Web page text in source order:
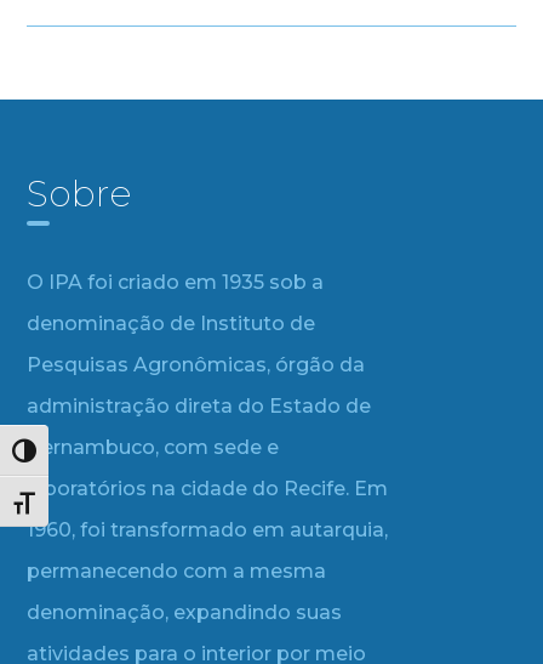
Alternar alto contraste
Alternar tamanho da fonte
Sobre
O IPA foi criado em 1935 sob a
denominação de Instituto de
Pesquisas Agronômicas, órgão da
administração direta do Estado de
Pernambuco, com sede e
laboratórios na cidade do Recife. Em
1960, foi transformado em autarquia,
permanecendo com a mesma
denominação, expandindo suas
atividades para o interior por meio